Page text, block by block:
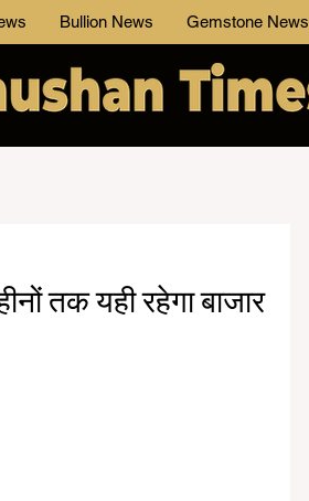
Bullion News Gemstone News
तक यही रहेगा बाजार